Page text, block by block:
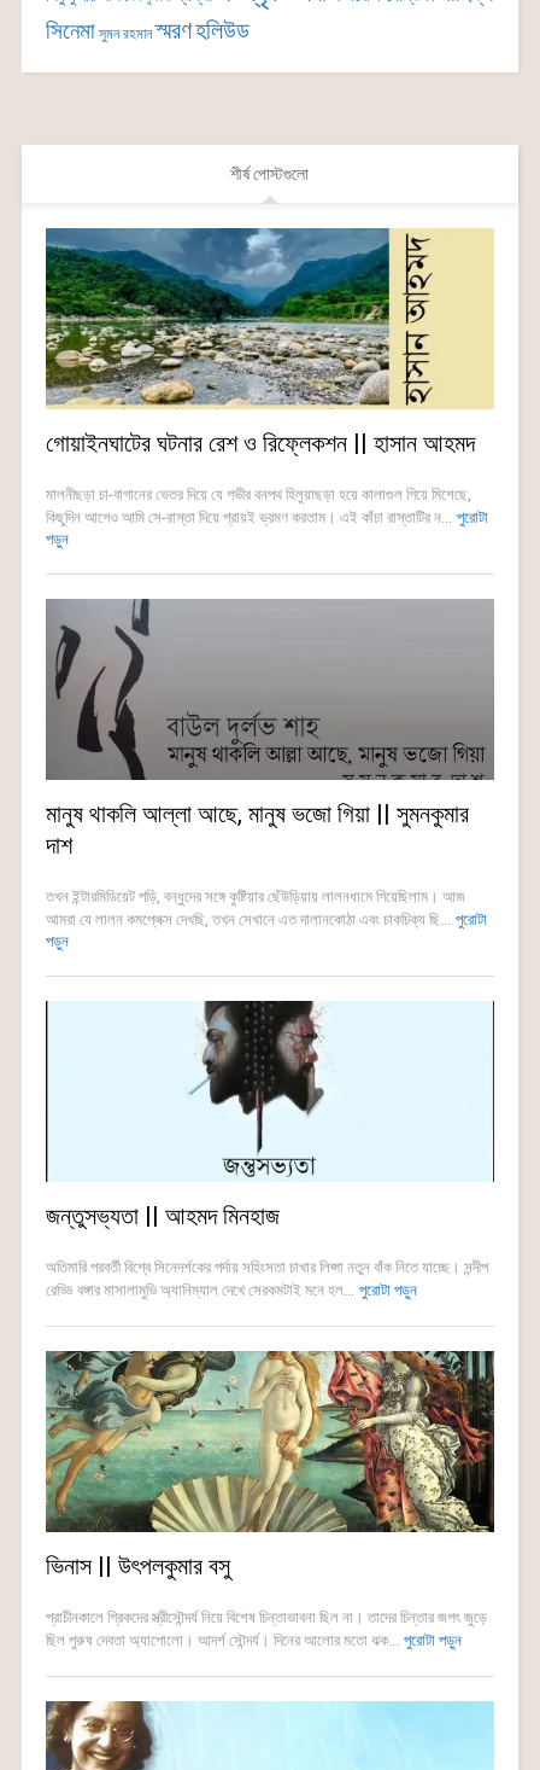
সিনেমা সুমন রহমান স্মরণহলিউড
শীর্ষ পোস্টগুলো
গোয়াইনঘাটের ঘটনার রেশ ও রিফ্লেকশন || হাসান আহমদ
মালনীছড়া চা-বাগানের ভেতর দিয়ে যে গভীর বনপথ হিলুয়াছড়া হয়ে কালাগুল গিয়ে মিশেছে,
কিছুদিন আগেও আমি সে-রাস্তা দিয়ে প্রায়ই ভ্রমণ করতাম। এই কাঁচা রাস্তাটির ন... পুরোটা
পড়ুন
মানুষ থাকলি আল্লা আছে, মানুষ ভজো গিয়া || সুমনকুমার
দাশ
তখন ইন্টারমিডিয়েট পড়ি, বন্ধুদের সঙ্গে কুষ্টিয়ার ছেঁউড়িয়ায় লালনধামে গিয়েছিলাম। আজ
আমরা যে লালন কমপ্লেক্স দেখছি, তখন সেখানে এত দালানকোঠা এবং চাকচিক্য ছি... পুরোটা
পড়ুন
জন্তুসভ্যতা || আহমদ মিনহাজ
অতিমারি পরবর্তী বিশ্বে সিনেদর্শকের পর্দায় সহিংসতা চাখার লিপ্সা নতুন বাঁক নিতে যাচ্ছে। সন্দীপ
রেড্ডি বঙ্গার মাসালামুভি অ্যানিম্যাল দেখে সেরকমটাই মনে হল... পুরোটা পড়ুন
ভিনাস || উৎপলকুমার বসু
প্রাচীনকালে গ্রিকদের স্ত্রীসৌন্দর্য নিয়ে বিশেষ চিন্তাভাবনা ছিল না। তাদের চিন্তার জগৎ জুড়ে
ছিল পুরুষ দেবতা অ্যাপোলো। আদর্শ সৌন্দর্য। দিনের আলোর মতো ঝক... পুরোটা পড়ুন